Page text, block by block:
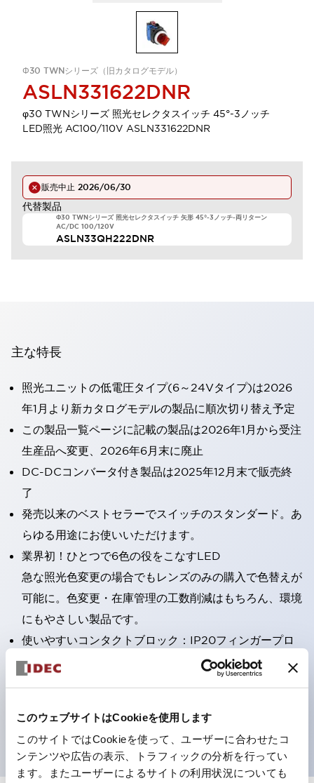
このウェブサイトはCookieを使用します
このサイトではCookieを使って、ユーザーに合わせたコ
ンテンツや広告の表示、トラフィックの分析を行ってい
ます。またユーザーによるサイトの利用状況についても
Φ30 TWNシリーズ（旧カタログモデル）
ASLN331622DNR
φ30 TWNシリーズ 照光セレクタスイッチ 45°-3ノッチ
LED照光 AC100/110V ASLN331622DNR
販売中止 2026/06/30
代替製品
Φ30 TWNシリーズ 照光セレクタスイッチ 矢形 45°-3ノッチ-両リターン
AC/DC 100/120V
ASLN33QH222DNR
主な特長
照光ユニットの低電圧タイプ(6～24Vタイプ)は2026
年1月より新カタログモデルの製品に順次切り替え予定
この製品一覧ページに記載の製品は2026年1月から受注
生産品へ変更、2026年6月末に廃止
DC-DCコンバータ付き製品は2025年12月末で販売終
了
発売以来のベストセラーでスイッチのスタンダード。あ
らゆる用途にお使いいただけます。
業界初！ひとつで6色の役をこなすLED
急な照光色変更の場合でもレンズのみの購入で色替えが
可能に。色変更・在庫管理の工数削減はもちろん、環境
にもやさしい製品です。
使いやすいコンタクトブロック：IP20フィンガープロ
テクション構造、簡単取付け／取外し、ねじ脱落防止、
UL、CSA、TÜV、CCC認証品。